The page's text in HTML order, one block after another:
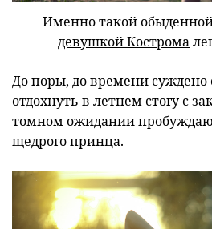
Именно такой
девушкой Кострома
До поры, до времени
отдохнуть в летнем стогу с
томном ожидании
щедрого принца.